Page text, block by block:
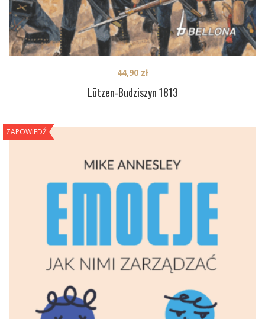
Lützen-Budziszyn 1813
44,90 zł
ZAPOWIEDŹ